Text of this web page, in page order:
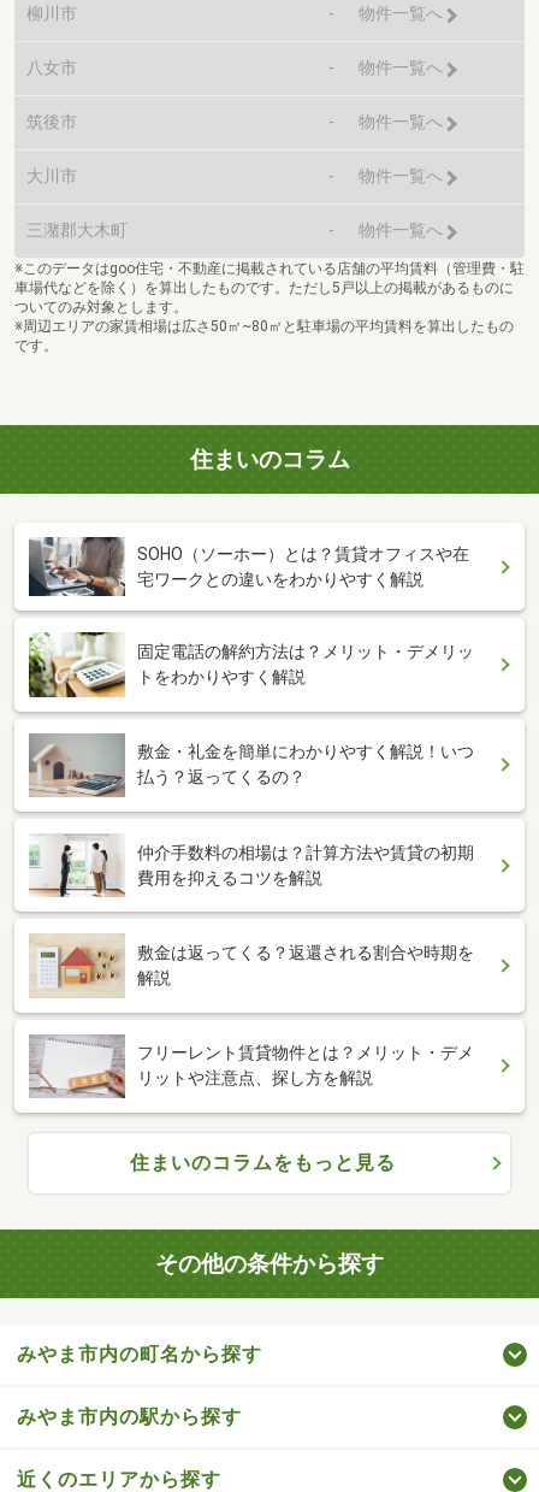
柳川市 - 物件一覧へ
八女市 - 物件一覧へ
筑後市 - 物件一覧へ
大川市 - 物件一覧へ
三潴郡大木町 - 物件一覧へ
※このデータはgoo住宅・不動産に掲載されている店舗の平均賃料（管理費・駐
車場代などを除く）を算出したものです。ただし5戸以上の掲載があるものに
ついてのみ対象とします。
※周辺エリアの家賃相場は広さ50㎡~80㎡と駐車場の平均賃料を算出したもの
です。
住まいのコラム
SOHO（ソーホー）とは？賃貸オフィスや在
宅ワークとの違いをわかりやすく解説
固定電話の解約方法は？メリット・デメリッ
トをわかりやすく解説
敷金・礼金を簡単にわかりやすく解説！いつ
払う？返ってくるの？
仲介手数料の相場は？計算方法や賃貸の初期
費用を抑えるコツを解説
敷金は返ってくる？返還される割合や時期を
解説
フリーレント賃貸物件とは？メリット・デメ
リットや注意点、探し方を解説
住まいのコラムをもっと見る
その他の条件から探す
みやま市内の町名から探す
みやま市内の駅から探す
近くのエリアから探す